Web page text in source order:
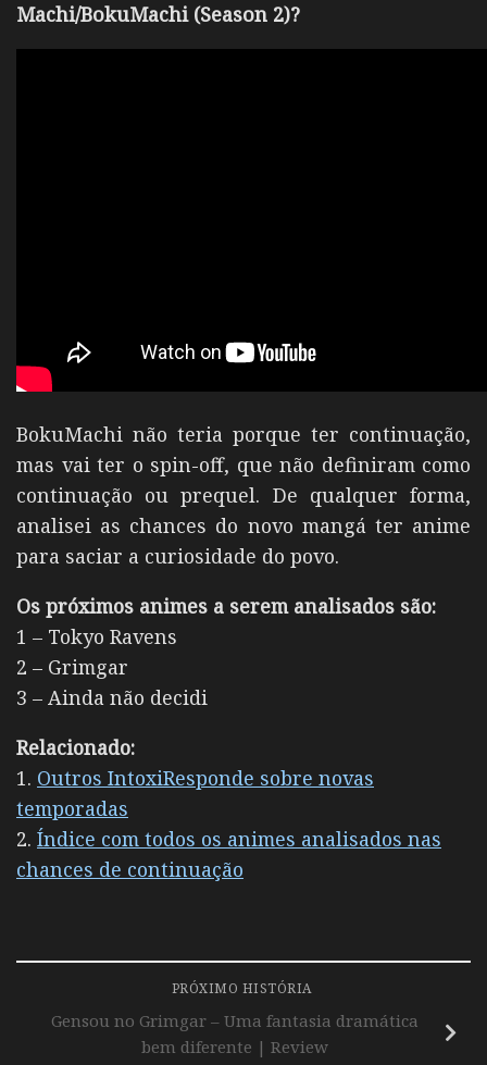
Machi/BokuMachi (Season 2)?
BokuMachi não teria porque ter continuação,
mas vai ter o spin-off, que não definiram como
continuação ou prequel. De qualquer forma,
analisei as chances do novo mangá ter anime
para saciar a curiosidade do povo.
Os próximos animes a serem analisados são:
1 – Tokyo Ravens
2 – Grimgar
3 – Ainda não decidi
Relacionado:
1. Outros IntoxiResponde sobre novas
temporadas
2. Índice com todos os animes analisados nas
chances de continuação
PRÓXIMO HISTÓRIA
Gensou no Grimgar – Uma fantasia dramática
bem diferente | Review